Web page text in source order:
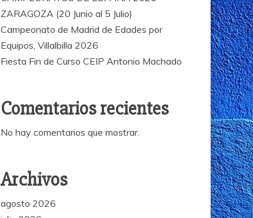
ZARAGOZA (20 Junio al 5 Julio)
Campeonato de Madrid de Edades por
Equipos, Villalbilla 2026
Fiesta Fin de Curso CEIP Antonio Machado
Comentarios recientes
No hay comentarios que mostrar.
Archivos
agosto 2026